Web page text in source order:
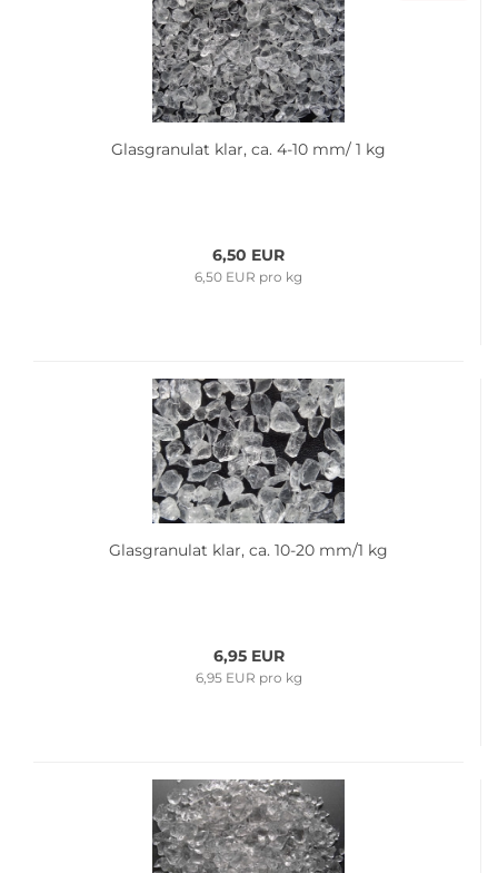
Glas­gra­nu­lat klar, ca. 4-10 mm/ 1 kg
6,50 EUR
6,50 EUR pro kg
Glas­gra­nu­lat klar, ca. 10-20 mm/1 kg
6,95 EUR
6,95 EUR pro kg